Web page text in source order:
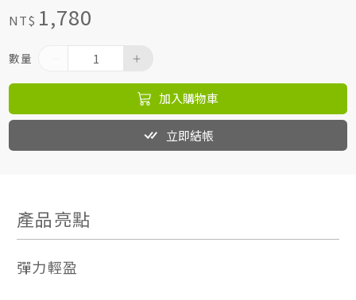
NT$ 1,780
數量
加入購物車
立即結帳
產品亮點
彈力輕盈